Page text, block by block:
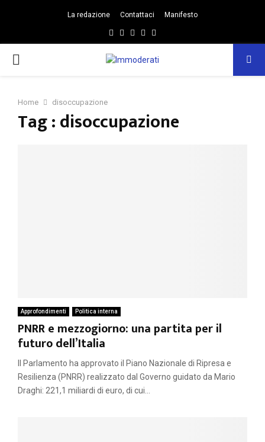
La redazione Contattaci Manifesto
Facebook
TwitterInstagram
Linkedin
PRIMARY
Home disoccupazione
Tag : disoccupazione
Approfondimenti Politica interna
PNRR e mezzogiorno: una partita per il
futuro dell’Italia
Il Parlamento ha approvato il Piano Nazionale di Ripresa e
Resilienza (PNRR) realizzato dal Governo guidato da Mario
Draghi: 221,1 miliardi di euro, di cui...